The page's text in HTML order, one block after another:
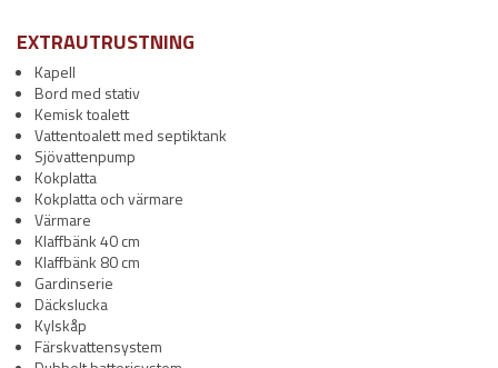
EXTRAUTRUSTNING
Kapell
Bord med stativ
Kemisk toalett
Vattentoalett med septiktank
Sjövattenpump
Kokplatta
Kokplatta och värmare
Värmare
Klaffbänk 40 cm
Klaffbänk 80 cm
Gardinserie
Däckslucka
Kylskåp
Färskvattensystem